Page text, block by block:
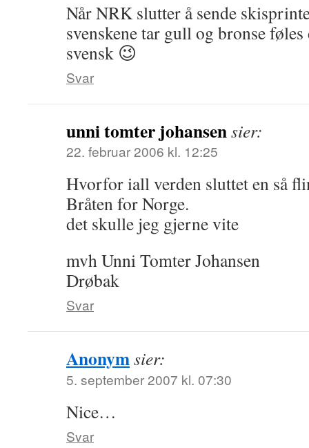
Når NRK slutter å sende
svenskene tar gull og bronse
svensk 😉
Svar
unni tomter johansensier:
22. februar 2006 kl. 12:25
Hvorfor iall verden sluttet en så
Bråten for Norge.
det skulle jeg gjerne vite
mvh Unni Tomter Johansen
Drøbak
Svar
Anonymsier:
5. september 2007 kl. 07:30
Nice…
Svar